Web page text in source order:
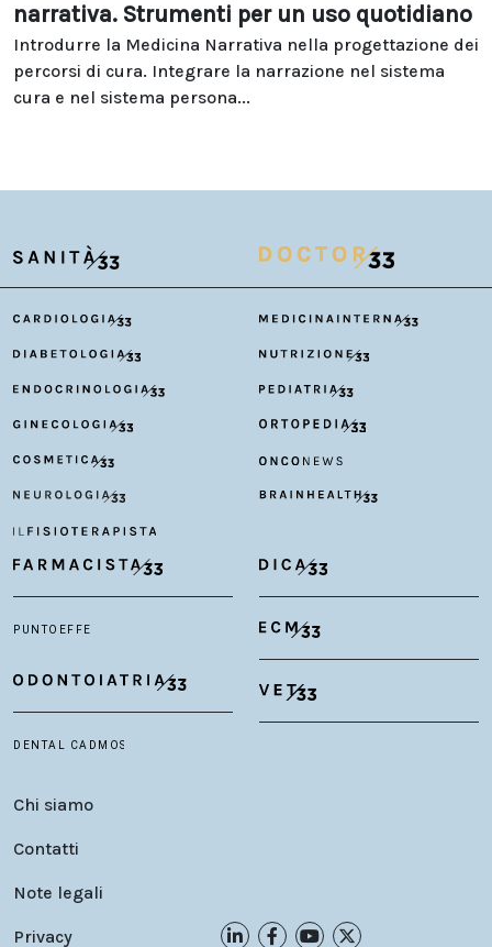
narrativa. Strumenti per un uso quotidiano
Introdurre la Medicina Narrativa nella progettazione dei
percorsi di cura. Integrare la narrazione nel sistema
cura e nel sistema persona...
Chi siamo
Contatti
Note legali
Privacy